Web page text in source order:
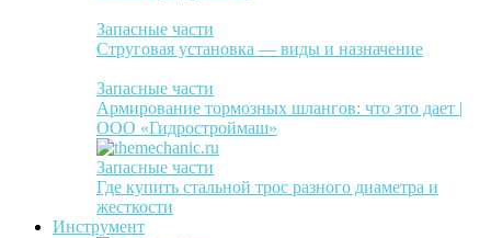
Запасные части
Струговая установка — виды и назначение
Запасные части
Армирование тормозных шлангов: что это дает |
ООО «Гидростроймаш»
Запасные части
Где купить стальной трос разного диаметра и
жесткости
Инструмент